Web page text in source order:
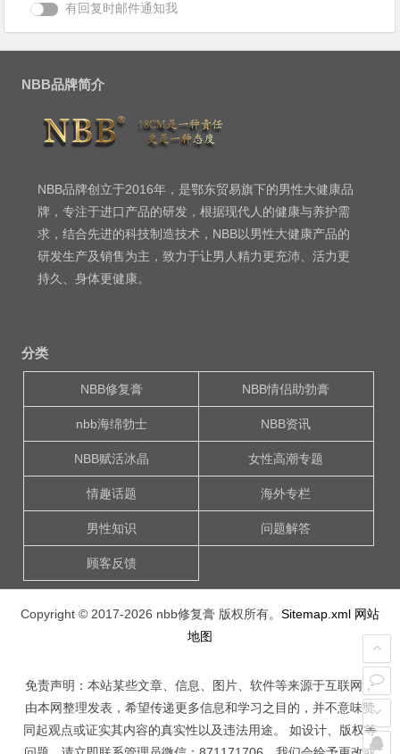
有回复时邮件通知我
NBB品牌简介
NBB品牌创立于2016年，是鄂东贸易旗下的男性大健康品
牌，专注于进口产品的研发，根据现代人的健康与养护需
求，结合先进的科技制造技术，NBB以男性大健康产品的
研发生产及销售为主，致力于让男人精力更充沛、活力更
持久、身体更健康。
分类
NBB修复膏 NBB情侣助勃膏
nbb海绵勃士 NBB资讯
NBB赋活冰晶 女性高潮专题
情趣话题 海外专栏
男性知识 问题解答
顾客反馈
Copyright © 2017-2026 nbb修复膏 版权所有。 Sitemap.xml 网站
地图
免责声明：本站某些文章、信息、图片、软件等来源于互联网，
由本网整理发表，希望传递更多信息和学习之目的，并不意味赞
同起观点或证实其内容的真实性以及违法用途。 如设计、版权等